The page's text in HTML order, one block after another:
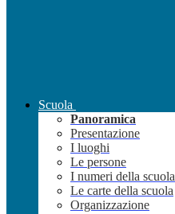
Scuola
Panoramica
Presentazione
I luoghi
Le persone
I numeri della scuola
Le carte della scuola
Organizzazione